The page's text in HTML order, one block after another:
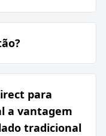
para
a vantagem
tradicional